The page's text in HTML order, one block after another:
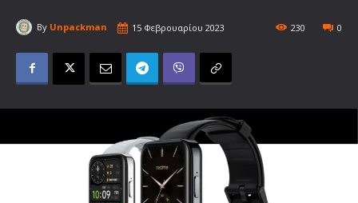
By Unpackman 15 Φεβρουαρίου 2023 0
230